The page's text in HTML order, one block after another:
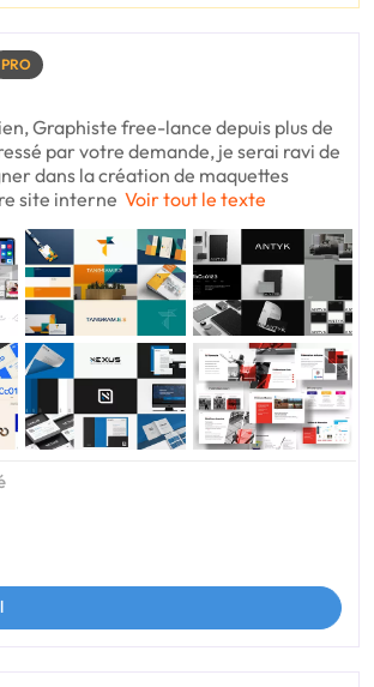
PRO
Graphiste free-lance depuis plus de
par votre demande, je serai ravi de
dans la création de maquettes
site interne Voir tout le texte